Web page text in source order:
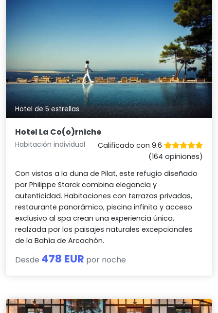
Hotel de 5 estrellas
Hotel La Co(o)rniche
Habitación individual
Calificado con 9.6
(164 opiniones)
Con vistas a la duna de Pilat, este refugio diseñado
por Philippe Starck combina elegancia y
autenticidad. Habitaciones con terrazas privadas,
restaurante panorámico, piscina infinita y acceso
exclusivo al spa crean una experiencia única,
realzada por los paisajes naturales excepcionales
de la Bahía de Arcachón.
Desde 478 EUR por noche